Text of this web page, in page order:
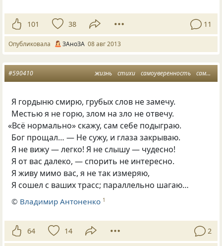
101 38 11
Опубликовала ЗАноЗА 08 авг 2013
жизнь стихи самоуверенность самообладание
#590410
Я гордыню смирю, грубых слов не замечу.
Местью я не горю, злом на зло не отвечу.
«Всё нормально» скажу, сам себе подыграю.
Бог прощал… — Не сужу, и глаза закрываю.
Я не вижу — легко! Я не слышу — чудесно!
Я от вас далеко, — спорить не интересно.
Я живу мимо вас, я не так измеряю,
Я сошел с ваших трасс; параллельно шагаю…
© Владимир Антоненко 1
64 14 2